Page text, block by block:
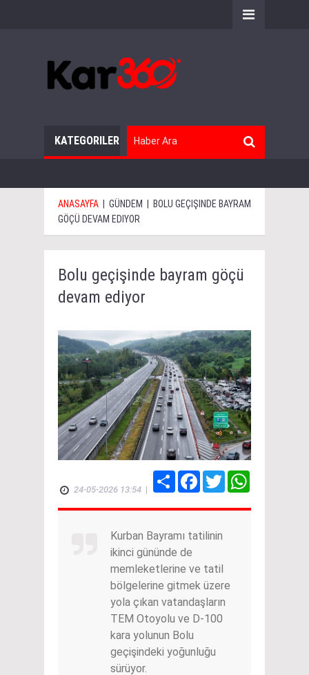
KATEGORILER
ANASAYFA | GÜNDEM | BOLU GEÇIŞINDE BAYRAM
GÖÇÜ DEVAM EDIYOR
Bolu geçişinde bayram göçü
devam ediyor
24-05-2026 13:54 |
Share FacebookTwitter
Kurban Bayramı tatilinin
ikinci gününde de
memleketlerine ve tatil
bölgelerine gitmek üzere
yola çıkan vatandaşların
TEM Otoyolu ve D-100
kara yolunun Bolu
geçişindeki yoğunluğu
sürüyor.